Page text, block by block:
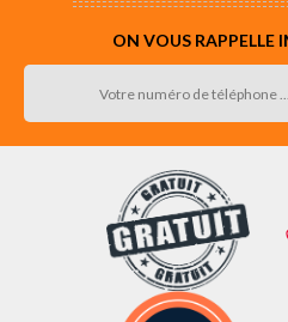
ON VOUS RAPPELLE